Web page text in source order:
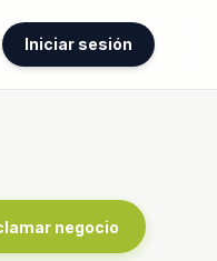
Iniciar sesión
negocio